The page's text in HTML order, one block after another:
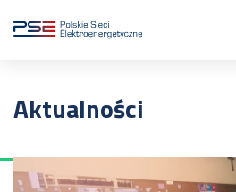
Aktualności